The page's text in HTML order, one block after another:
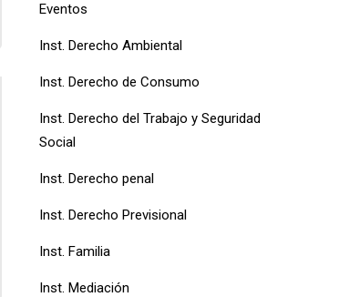
Eventos
Inst. Derecho Ambiental
Inst. Derecho de Consumo
Inst. Derecho del Trabajo y Seguridad
Social
Inst. Derecho penal
Inst. Derecho Previsional
Inst. Familia
Inst. Mediación